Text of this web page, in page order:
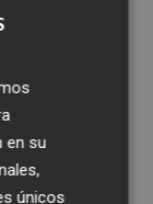
en su
únicos